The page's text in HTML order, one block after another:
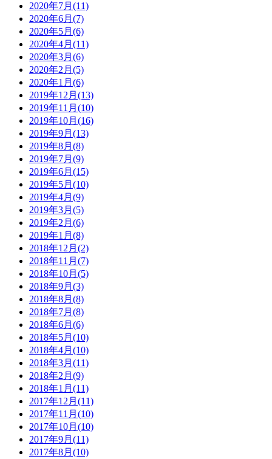
2020年7月(11)
2020年6月(7)
2020年5月(6)
2020年4月(11)
2020年3月(6)
2020年2月(5)
2020年1月(6)
2019年12月(13)
2019年11月(10)
2019年10月(16)
2019年9月(13)
2019年8月(8)
2019年7月(9)
2019年6月(15)
2019年5月(10)
2019年4月(9)
2019年3月(5)
2019年2月(6)
2019年1月(8)
2018年12月(2)
2018年11月(7)
2018年10月(5)
2018年9月(3)
2018年8月(8)
2018年7月(8)
2018年6月(6)
2018年5月(10)
2018年4月(10)
2018年3月(11)
2018年2月(9)
2018年1月(11)
2017年12月(11)
2017年11月(10)
2017年10月(10)
2017年9月(11)
2017年8月(10)